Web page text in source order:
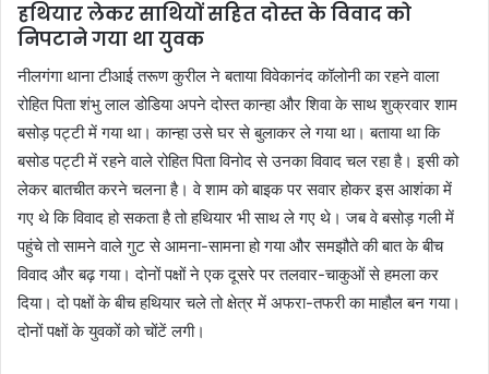
हथियार लेकर साथियों सहित दोस्त के विवाद को
निपटाने गया था युवक
नीलगंगा थाना टीआई तरूण कुरील ने बताया विवेकानंद कॉलोनी का रहने वाला
रोहित पिता शंभु लाल डोडिया अपने दोस्त कान्हा और शिवा के साथ शुक्रवार शाम
बसोड़ पट्टी में गया था। कान्हा उसे घर से बुलाकर ले गया था। बताया था कि
बसोड पट्टी में रहने वाले रोहित पिता विनोद से उनका विवाद चल रहा है। इसी को
लेकर बातचीत करने चलना है। वे शाम को बाइक पर सवार होकर इस आशंका में
गए थे कि विवाद हो सकता है तो हथियार भी साथ ले गए थे। जब वे बसोड़ गली में
पहुंचे तो सामने वाले गुट से आमना-सामना हो गया और समझौते की बात के बीच
विवाद और बढ़ गया। दोनों पक्षों ने एक दूसरे पर तलवार-चाकुओं से हमला कर
दिया। दो पक्षों के बीच हथियार चले तो क्षेत्र में अफरा-तफरी का माहौल बन गया।
दोनों पक्षों के युवकों को चोंटें लगी।